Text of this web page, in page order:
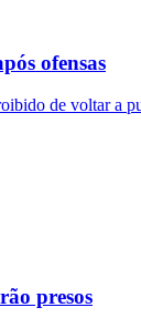
ofensas
de voltar a
presos